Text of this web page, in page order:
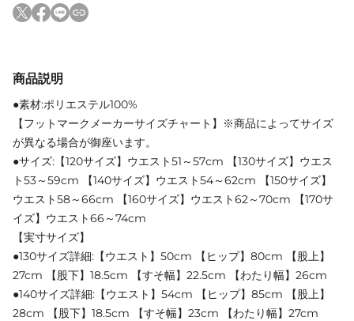
商品説明
●素材:ポリエステル100%
【フットマークメーカーサイズチャート】※商品によってサイズ
が異なる場合が御座います。
●サイズ:【120サイズ】ウエスト51～57cm 【130サイズ】ウエス
ト53～59cm 【140サイズ】ウエスト54～62cm 【150サイズ】
ウエスト58～66cm 【160サイズ】ウエスト62～70cm 【170サ
イズ】ウエスト66～74cm
【実寸サイズ】
●130サイズ詳細:【ウエスト】50cm 【ヒップ】80cm 【股上】
27cm 【股下】18.5cm 【すそ幅】22.5cm 【わたり幅】26cm
●140サイズ詳細:【ウエスト】54cm 【ヒップ】85cm 【股上】
28cm 【股下】18.5cm 【すそ幅】23cm 【わたり幅】27cm